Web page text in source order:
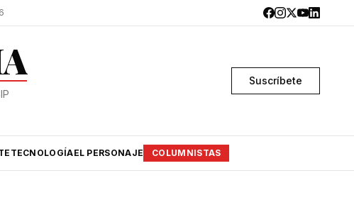
Suscríbete
TECNOLOGÍAEL PERSONAJE COLUMNISTAS